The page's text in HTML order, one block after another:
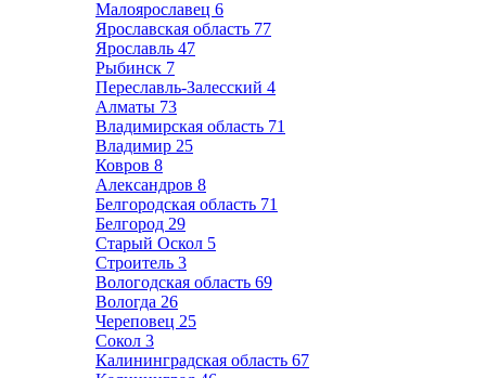
Малоярославец 6
Ярославская область 77
Ярославль 47
Рыбинск 7
Переславль-Залесский 4
Алматы 73
Владимирская область 71
Владимир 25
Ковров 8
Александров 8
Белгородская область 71
Белгород 29
Старый Оскол 5
Строитель 3
Вологодская область 69
Вологда 26
Череповец 25
Сокол 3
Калининградская область 67